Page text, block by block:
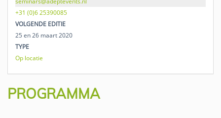
+31 (0)6 25390085
VOLGENDE EDITIE
25 en 26 maart 2020
TYPE
Op locatie
PROGRAMMA